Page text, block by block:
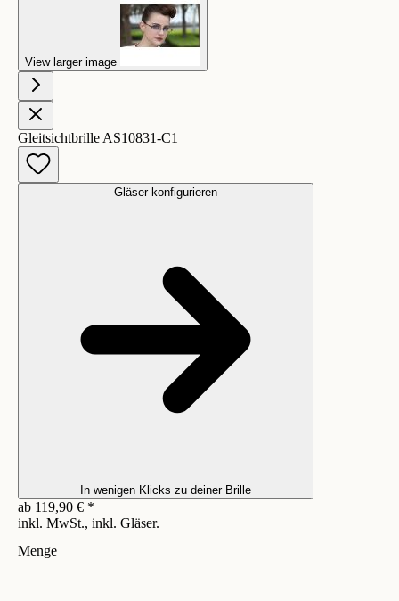
View larger image
Gleitsichtbrille AS10831-C1
Gläser konfigurieren
In wenigen Klicks zu deiner Brille
ab 119,90 € *
inkl. MwSt., inkl. Gläser.
Menge